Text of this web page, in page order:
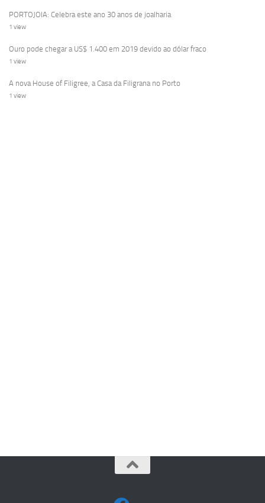
PORTOJOIA: Celebra este ano 30 anos de joalharia
1 view
Ouro pode chegar a US$ 1.400 em 2019 devido ao dólar fraco
1 view
A nova House of Filigree, a Casa da Filigrana no Porto
1 view